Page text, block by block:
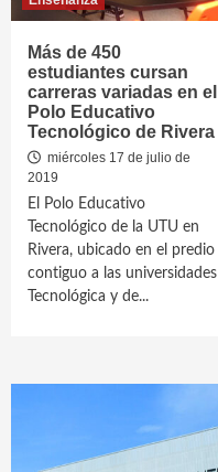
Más de 450
estudiantes cursan
carreras variadas en el
Polo Educativo
Tecnológico de Rivera
miércoles 17 de julio de
2019
El Polo Educativo
Tecnológico de la UTU en
Rivera, ubicado en el predio
contiguo a las universidades
Tecnológica y de...